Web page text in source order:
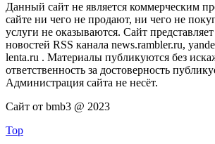
Данный сайт не является коммерческим
сайте ни чего не продают, ни чего не
услуги не оказываются. Сайт
новостей RSS канала news.rambler.ru,
lenta.ru . Материалы публикуются без
ответственность за достоверность
Администрация сайта не несёт.
Сайт от bmb3 @ 2023
Top